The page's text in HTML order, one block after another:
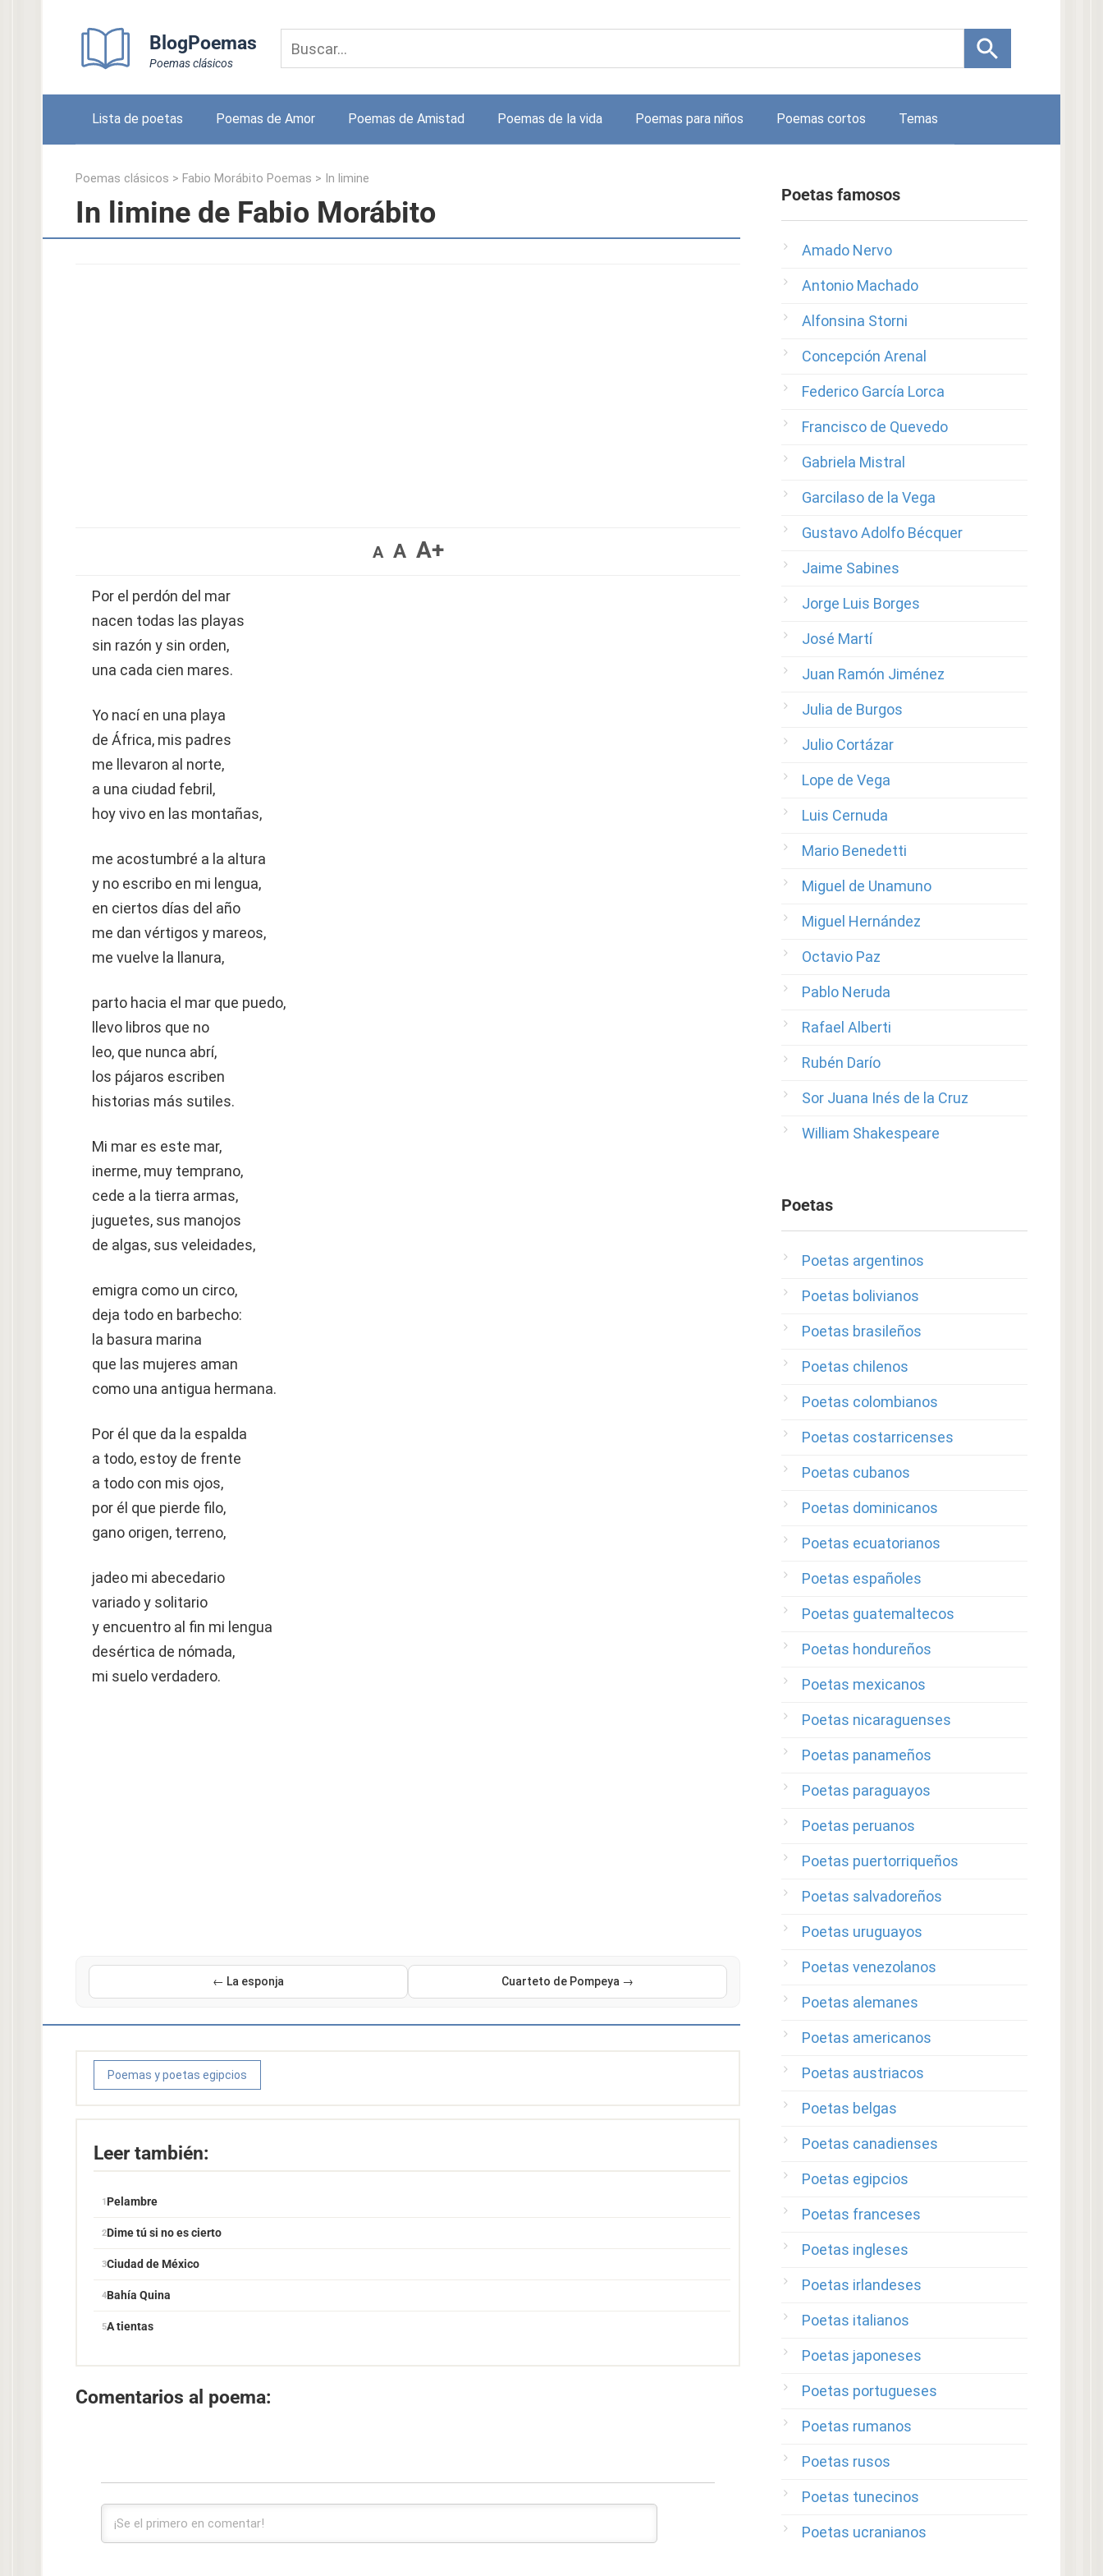
BlogPoemas
Poemas clásicos
Lista de poetas Poemas de Amor Poemas de Amistad Poemas de la vida Poemas para niños Poemas cortos Temas
Poemas clásicos > Fabio Morábito Poemas > In limine
In limine de Fabio Morábito
A A A+
Por el perdón del mar
nacen todas las playas
sin razón y sin orden,
una cada cien mares.
Yo nací en una playa
de África, mis padres
me llevaron al norte,
a una ciudad febril,
hoy vivo en las montañas,
me acostumbré a la altura
y no escribo en mi lengua,
en ciertos días del año
me dan vértigos y mareos,
me vuelve la llanura,
parto hacia el mar que puedo,
llevo libros que no
leo, que nunca abrí,
los pájaros escriben
historias más sutiles.
Mi mar es este mar,
inerme, muy temprano,
cede a la tierra armas,
juguetes, sus manojos
de algas, sus veleidades,
emigra como un circo,
deja todo en barbecho:
la basura marina
que las mujeres aman
como una antigua hermana.
Por él que da la espalda
a todo, estoy de frente
a todo con mis ojos,
por él que pierde filo,
gano origen, terreno,
jadeo mi abecedario
variado y solitario
y encuentro al fin mi lengua
desértica de nómada,
mi suelo verdadero.
← La esponja Cuarteto de Pompeya →
Poemas y poetas egipcios
Leer también:
Pelambre
Dime tú si no es cierto
Ciudad de México
Bahía Quina
A tientas
Comentarios al poema:
Poetas famosos
Amado Nervo
Antonio Machado
Alfonsina Storni
Concepción Arenal
Federico García Lorca
Francisco de Quevedo
Gabriela Mistral
Garcilaso de la Vega
Gustavo Adolfo Bécquer
Jaime Sabines
Jorge Luis Borges
José Martí
Juan Ramón Jiménez
Julia de Burgos
Julio Cortázar
Lope de Vega
Luis Cernuda
Mario Benedetti
Miguel de Unamuno
Miguel Hernández
Octavio Paz
Pablo Neruda
Rafael Alberti
Rubén Darío
Sor Juana Inés de la Cruz
William Shakespeare
Poetas
Poetas argentinos
Poetas bolivianos
Poetas brasileños
Poetas chilenos
Poetas colombianos
Poetas costarricenses
Poetas cubanos
Poetas dominicanos
Poetas ecuatorianos
Poetas españoles
Poetas guatemaltecos
Poetas hondureños
Poetas mexicanos
Poetas nicaraguenses
Poetas panameños
Poetas paraguayos
Poetas peruanos
Poetas puertorriqueños
Poetas salvadoreños
Poetas uruguayos
Poetas venezolanos
Poetas alemanes
Poetas americanos
Poetas austriacos
Poetas belgas
Poetas canadienses
Poetas egipcios
Poetas franceses
Poetas ingleses
Poetas irlandeses
Poetas italianos
Poetas japoneses
Poetas portugueses
Poetas rumanos
Poetas rusos
Poetas tunecinos
Poetas ucranianos